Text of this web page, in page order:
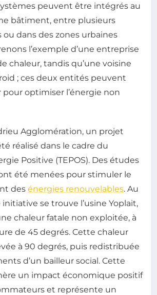
peuvent être intégrés au
bâtiment, entre plusieurs
dans des zones urbaines
l’exemple d’une entreprise
chaleur, tandis qu’une voisine
; ces deux entités peuvent
pour optimiser l’énergie non
Agglomération, un projet
réalisé dans le cadre du
Positive (TEPOS). Des études
été menées pour stimuler le
des énergies renouvelables. Au
se trouve l’usine Yoplait,
chaleur fatale non exploitée, à
de 45 degrés. Cette chaleur
à 90 degrés, puis redistribuée
d’un bailleur social. Cette
un impact économique positif
et représente un